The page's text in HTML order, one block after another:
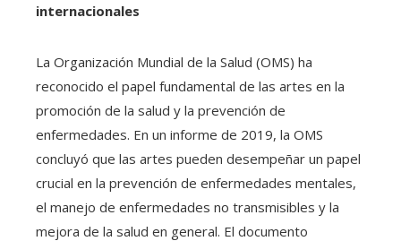
internacionales
La Organización Mundial de la Salud (OMS) ha
reconocido el papel fundamental de las artes en la
promoción de la salud y la prevención de
enfermedades. En un informe de 2019, la OMS
concluyó que las artes pueden desempeñar un papel
crucial en la prevención de enfermedades mentales,
el manejo de enfermedades no transmisibles y la
mejora de la salud en general. El documento